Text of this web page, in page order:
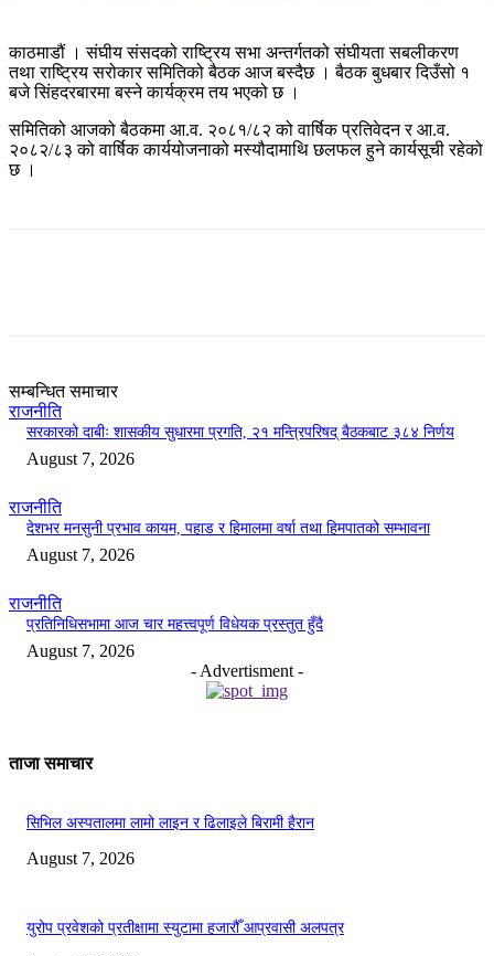
काठमाडौं । संघीय संसदको राष्ट्रिय सभा अन्तर्गतको संघीयता सबलीकरण
तथा राष्ट्रिय सरोकार समितिको बैठक आज बस्दैछ । बैठक बुधबार दिउँसो १
बजे सिंहदरबारमा बस्ने कार्यक्रम तय भएको छ ।
समितिको आजको बैठकमा आ.व. २०८१/८२ को वार्षिक प्रतिवेदन र आ.व.
२०८२/८३ को वार्षिक कार्ययोजनाको मस्यौदामाथि छलफल हुने कार्यसूची रहेको
छ ।
सम्बन्धित समाचार
राजनीति
सरकारको दाबीः शासकीय सुधारमा प्रगति, २१ मन्त्रिपरिषद् बैठकबाट ३८४ निर्णय
August 7, 2026
राजनीति
देशभर मनसुनी प्रभाव कायम, पहाड र हिमालमा वर्षा तथा हिमपातको सम्भावना
August 7, 2026
राजनीति
प्रतिनिधिसभामा आज चार महत्त्वपूर्ण विधेयक प्रस्तुत हुँदै
August 7, 2026
- Advertisment -
ताजा समाचार
सिभिल अस्पतालमा लामो लाइन र ढिलाइले बिरामी हैरान
August 7, 2026
युरोप प्रवेशको प्रतीक्षामा स्युटामा हजारौँ आप्रवासी अलपत्र